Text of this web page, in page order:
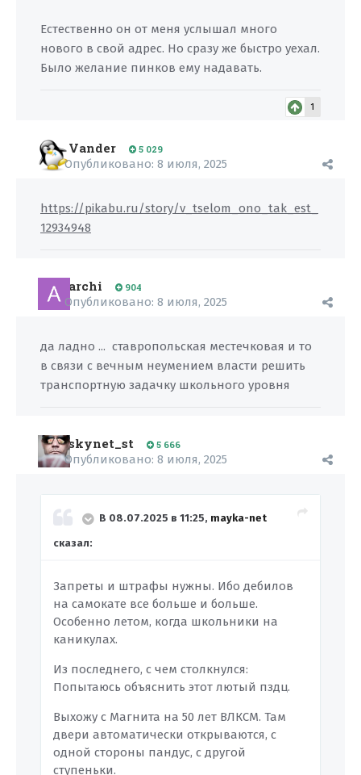
Естественно он от меня услышал много
нового в свой адрес. Но сразу же быстро уехал.
Было желание пинков ему надавать.
1
Vander 5 029
Опубликовано: 8 июля, 2025
https://pikabu.ru/story/v_tselom_ono_tak_est_
12934948
archi 904
Опубликовано: 8 июля, 2025
да ладно ... ставропольская местечковая и то
в связи с вечным неумением власти решить
транспортную задачку школьного уровня
skynet_st 5 666
Опубликовано: 8 июля, 2025
В 08.07.2025 в 11:25, mayka-net
сказал:
Запреты и штрафы нужны. Ибо дебилов
на самокате все больше и больше.
Особенно летом, когда школьники на
каникулах.
Из последнего, с чем столкнулся:
Попытаюсь объяснить этот лютый пздц.
Выхожу с Магнита на 50 лет ВЛКСМ. Там
двери автоматически открываются, с
одной стороны пандус, с другой
ступеньки.